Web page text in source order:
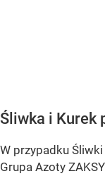
Śliwka i Kurek
W przypadku Śliwki
Grupa Azoty